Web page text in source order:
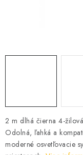
OBCHODNÉ
O NÁS - MEGALED
Reklamácie a
Obchodné podmienky
2 m dlhá čierna 4-
Odolná, ľahká a
moderné osvetľovacie